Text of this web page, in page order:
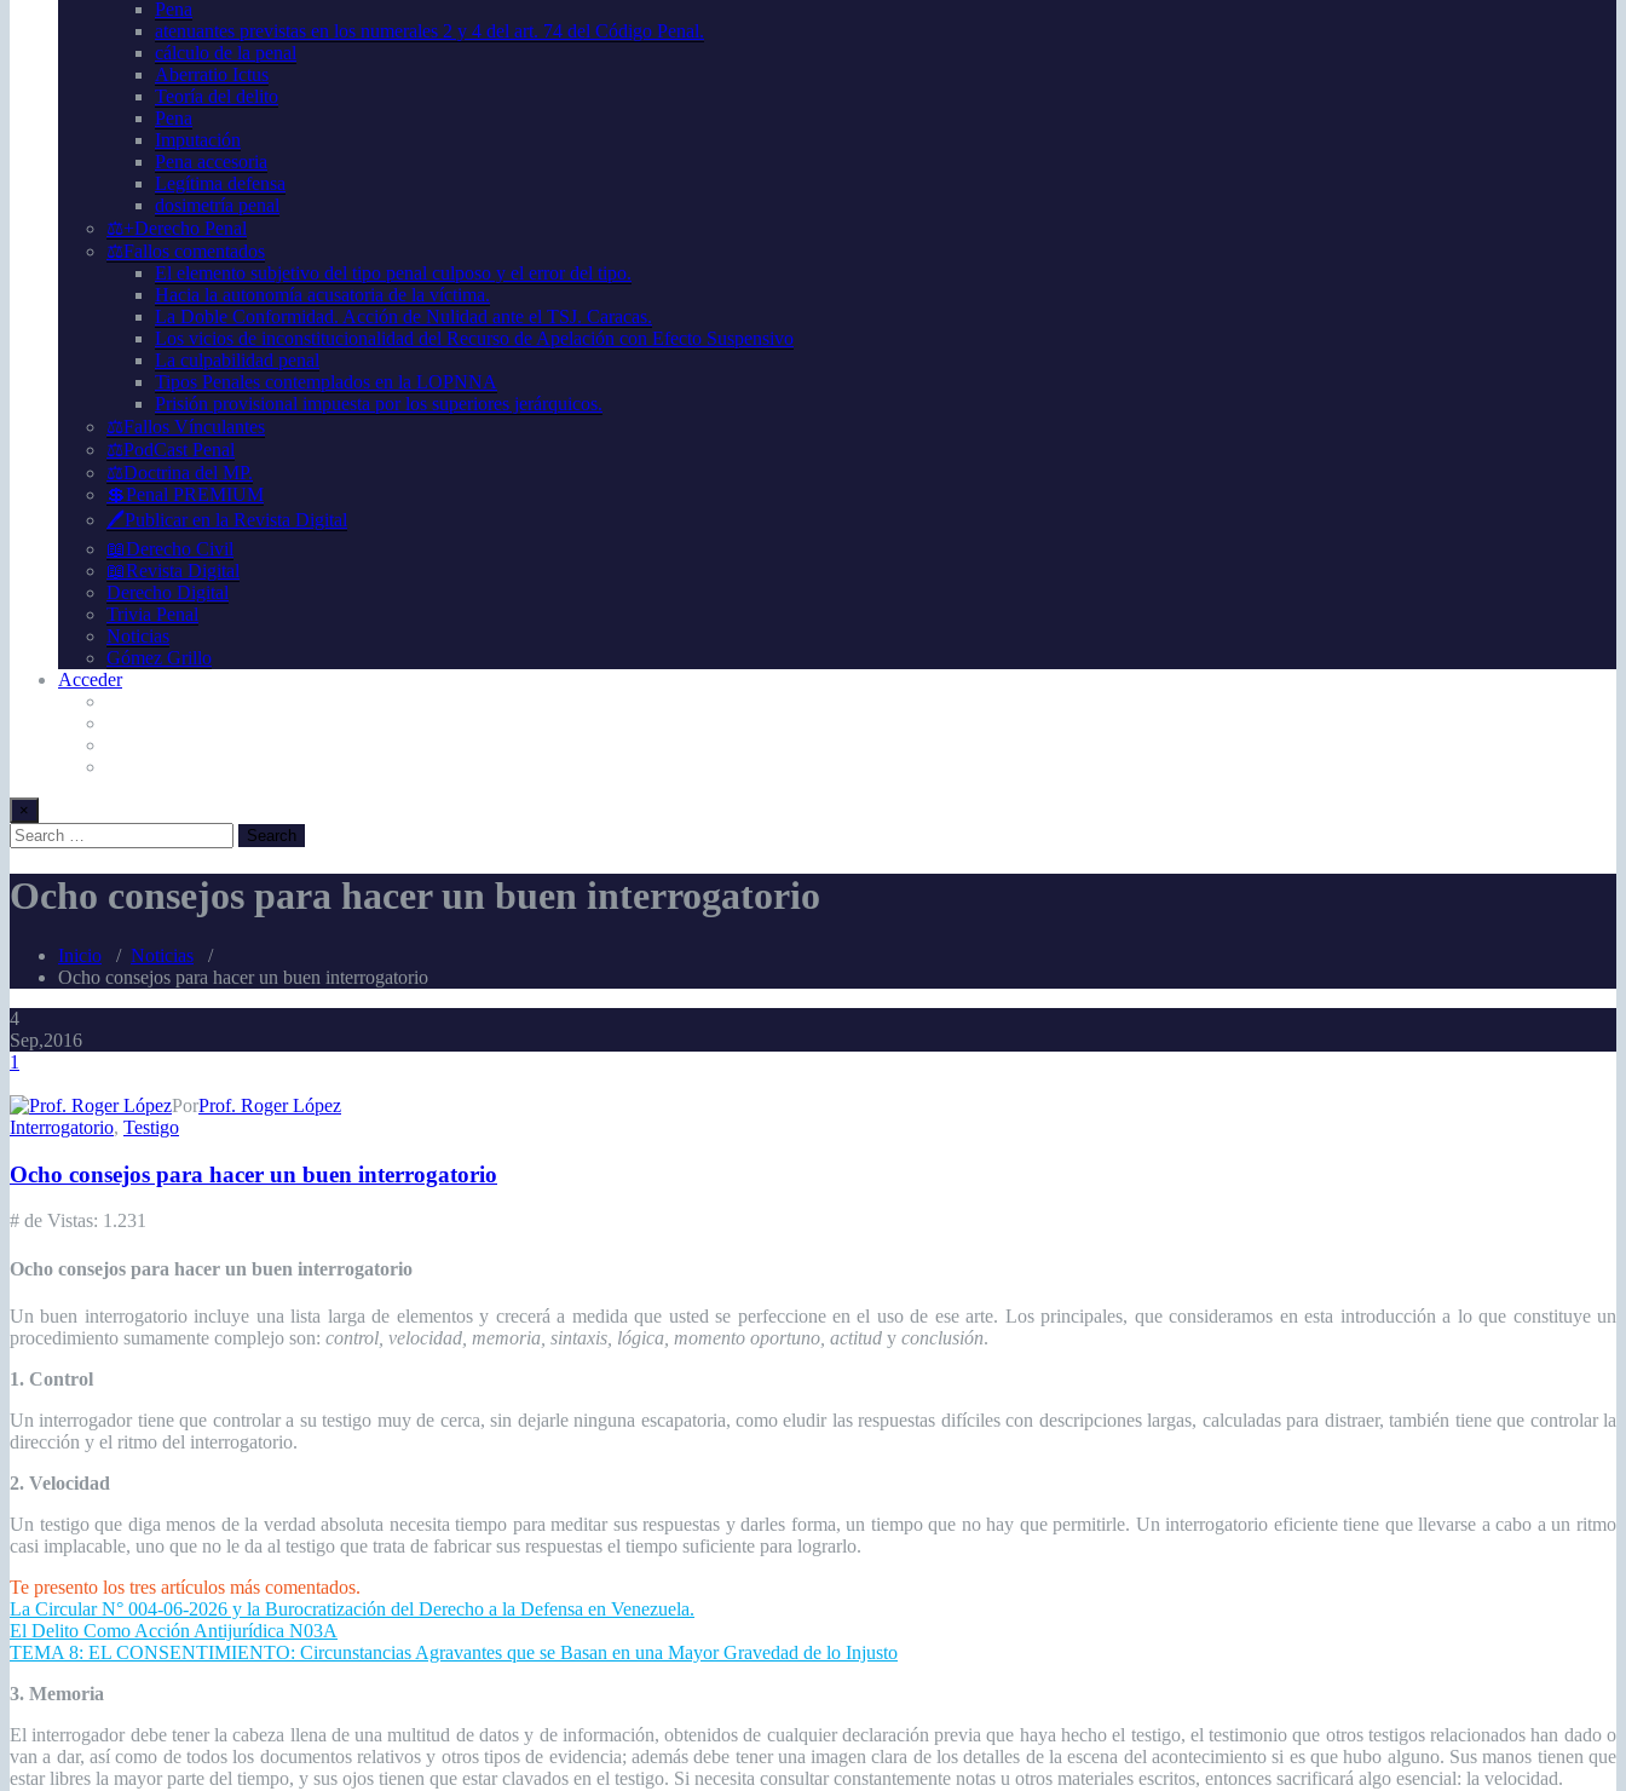
Pena
atenuantes previstas en los numerales 2 y 4 del art. 74 del Código Penal.
cálculo de la penal
Aberratio Ictus
Teoría del delito
Pena
Imputación
Pena accesoria
Legítima defensa
dosimetría penal
⚖️+Derecho Penal
⚖️Fallos comentados
El elemento subjetivo del tipo penal culposo y el error del tipo.
Hacia la autonomía acusatoria de la víctima.
La Doble Conformidad. Acción de Nulidad ante el TSJ. Caracas.
Los vicios de inconstitucionalidad del Recurso de Apelación con Efecto Suspensivo
La culpabilidad penal
Tipos Penales contemplados en la LOPNNA
Prisión provisional impuesta por los superiores jerárquicos.
⚖️Fallos Vínculantes
⚖️PodCast Penal
⚖️Doctrina del MP.
💲Penal PREMIUM
🖊️Publicar en la Revista Digital
📖Derecho Civil
📖Revista Digital
Derecho Digital
Trivia Penal
Noticias
Gómez Grillo
Acceder
×
Ocho consejos para hacer un buen interrogatorio
Inicio / Noticias /
Ocho consejos para hacer un buen interrogatorio
4
Sep,2016
1
PorProf. Roger López
Interrogatorio, Testigo
Ocho consejos para hacer un buen interrogatorio
# de Vistas: 1.231
Ocho consejos para hacer un buen interrogatorio
Un buen interrogatorio incluye una lista larga de elementos y crecerá a medida que usted se perfeccione en el uso de ese arte. Los principales, que consideramos en esta introducción a lo que constituye un
procedimiento sumamente complejo son: control, velocidad, memoria, sintaxis, lógica, momento oportuno, actitud y conclusión.
1. Control
Un interrogador tiene que controlar a su testigo muy de cerca, sin dejarle ninguna escapatoria, como eludir las respuestas difíciles con descripciones largas, calculadas para distraer, también tiene que controlar la
dirección y el ritmo del interrogatorio.
2. Velocidad
Un testigo que diga menos de la verdad absoluta necesita tiempo para meditar sus respuestas y darles forma, un tiempo que no hay que permitirle. Un interrogatorio eficiente tiene que llevarse a cabo a un ritmo
casi implacable, uno que no le da al testigo que trata de fabricar sus respuestas el tiempo suficiente para lograrlo.
Te presento los tres artículos más comentados.
La Circular N° 004-06-2026 y la Burocratización del Derecho a la Defensa en Venezuela.
El Delito Como Acción Antijurídica N03A
TEMA 8: EL CONSENTIMIENTO: Circunstancias Agravantes que se Basan en una Mayor Gravedad de lo Injusto
3. Memoria
El interrogador debe tener la cabeza llena de una multitud de datos y de información, obtenidos de cualquier declaración previa que haya hecho el testigo, el testimonio que otros testigos relacionados han dado o
van a dar, así como de todos los documentos relativos y otros tipos de evidencia; además debe tener una imagen clara de los detalles de la escena del acontecimiento si es que hubo alguno. Sus manos tienen que
estar libres la mayor parte del tiempo, y sus ojos tienen que estar clavados en el testigo. Si necesita consultar constantemente notas u otros materiales escritos, entonces sacrificará algo esencial: la velocidad.